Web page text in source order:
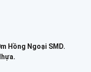
Hồng Ngoại SMD.